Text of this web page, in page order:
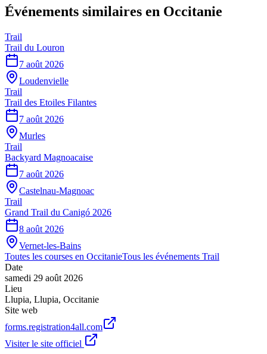
Événements similaires en Occitanie
Trail
Trail du Louron
7 août 2026
Loudenvielle
Trail
Trail des Etoiles Filantes
7 août 2026
Murles
Trail
Backyard Magnoacaise
7 août 2026
Castelnau-Magnoac
Trail
Grand Trail du Canigó 2026
8 août 2026
Vernet-les-Bains
Toutes les courses en OccitanieTous les événements Trail
Date
samedi 29 août 2026
Lieu
Llupia, Llupia, Occitanie
Site web
forms.registration4all.com
Visiter le site officiel